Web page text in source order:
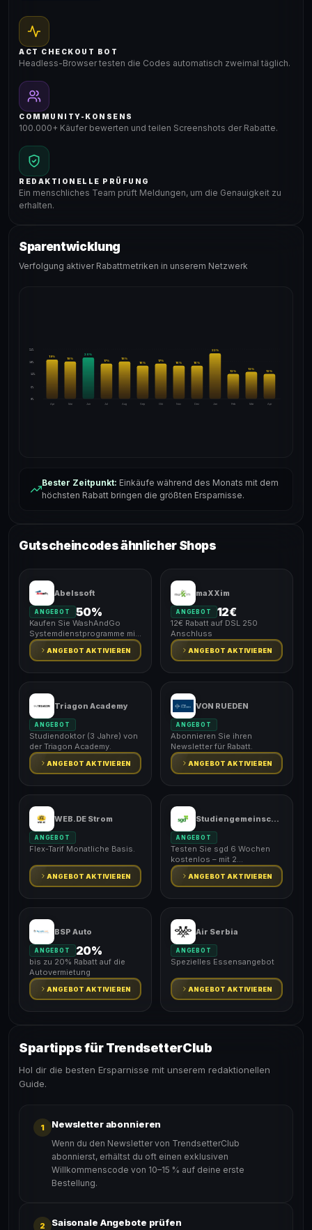
ACT CHECKOUT BOT
Headless-Browser testen die Codes automatisch zweimal täglich.
COMMUNITY-KONSENS
100.000+ Käufer bewerten und teilen Screenshots der Rabatte.
REDAKTIONELLE PRÜFUNG
Ein menschliches Team prüft Meldungen, um die Genauigkeit zu
erhalten.
Sparentwicklung
Verfolgung aktiver Rabattmetriken in unserem Netzwerk
24%
18%
12%
6%
0%
Apr
19%
Mai
18%
Jun
20%
Jul
17%
Aug
18%
Sep
16%
Okt
17%
Nov
16%
Dez
16%
Jan
22%
Feb
12%
Mär
13%
Apr
12%
Bester Zeitpunkt: Einkäufe während des Monats mit dem
höchsten Rabatt bringen die größten Ersparnisse.
Gutscheincodes ähnlicher Shops
Abelssoft
ANGEBOT 50%
Kaufen Sie WashAndGo
Systemdienstprogramme mit
50% Rabatt
ANGEBOT AKTIVIEREN
maXXim
ANGEBOT 12€
12€ Rabatt auf DSL 250
Anschluss
ANGEBOT AKTIVIEREN
Triagon Academy
ANGEBOT
Studiendoktor (3 Jahre) von
der Triagon Academy.
ANGEBOT AKTIVIEREN
VON RUEDEN
ANGEBOT
Abonnieren Sie ihren
Newsletter für Rabatt.
ANGEBOT AKTIVIEREN
WEB.DE Strom
ANGEBOT
Flex-Tarif Monatliche Basis.
ANGEBOT AKTIVIEREN
Studiengemeinschaft Darmstadt
ANGEBOT
Testen Sie sgd 6 Wochen
kostenlos – mit 2
Probelektionen.
ANGEBOT AKTIVIEREN
BSP Auto
ANGEBOT 20%
bis zu 20% Rabatt auf die
Autovermietung
ANGEBOT AKTIVIEREN
Air Serbia
ANGEBOT
Spezielles Essensangebot
ANGEBOT AKTIVIEREN
Spartipps für TrendsetterClub
Hol dir die besten Ersparnisse mit unserem redaktionellen
Guide.
1 Newsletter abonnieren
Wenn du den Newsletter von TrendsetterClub
abonnierst, erhältst du oft einen exklusiven
Willkommenscode von 10–15 % auf deine erste
Bestellung.
2 Saisonale Angebote prüfen